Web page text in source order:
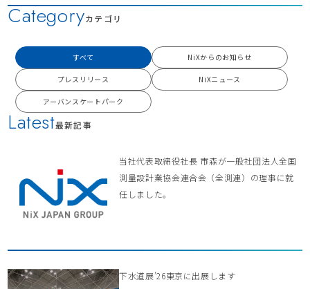
Latest最新記事
当社代表取締役社長 市森が一般社団法人全国
測量設計業協会連合会（全測連）の理事に就
任しました。
下水道展’26東京に出展します
Categoryカテゴリ
すべて NiXからのお知らせ
プレスリリース NiXニュース
アーバンスケートパーク